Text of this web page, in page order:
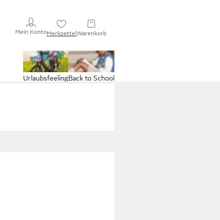
Mein KontoMerkzettelWarenkorb
Back to School
Urlaubsfeeling